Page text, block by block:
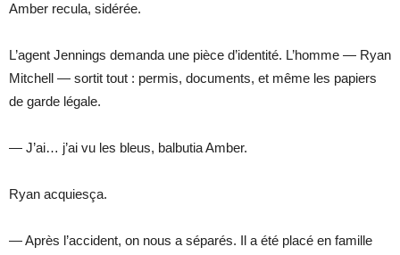
Amber recula, sidérée.
L’agent Jennings demanda une pièce d’identité. L’homme — Ryan
Mitchell — sortit tout : permis, documents, et même les papiers
de garde légale.
— J’ai… j’ai vu les bleus, balbutia Amber.
Ryan acquiesça.
— Après l’accident, on nous a séparés. Il a été placé en famille